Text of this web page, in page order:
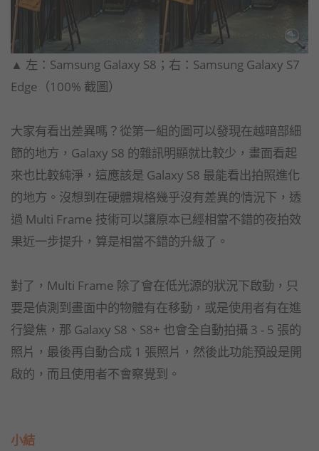
​▲ 左：Samsung Galaxy S8；右：Samsung Galaxy S7
Edge​（100% 截圖）
大家有看出差異嗎？從第一組的圖可以發現在越暗部細
節的地方，Galaxy S8 的雜訊明顯就比較少，畫面看起
來也比較純淨，這應該是 Galaxy S8 最能看出拍照進化
的地方。沒想到在硬體規格幾乎沒有差異的情況下，透
過 Multi Frame 技術可以讓原本已經相當不錯的夜拍效
果近一步提升，算是相當不錯的升級了。
對了，Multi Frame 除了會在低光源的狀況下啟動，只
要是偵測到畫面中的物體有在移動，或是使用者有在進
行變焦，那 Galaxy S8、S8+ 也會全自動拍攝 3 - 5 張的
照片，最後再自動合成 1 張照片，然後此功能預設是開
啟的，而且使用者不會察覺到。
小結